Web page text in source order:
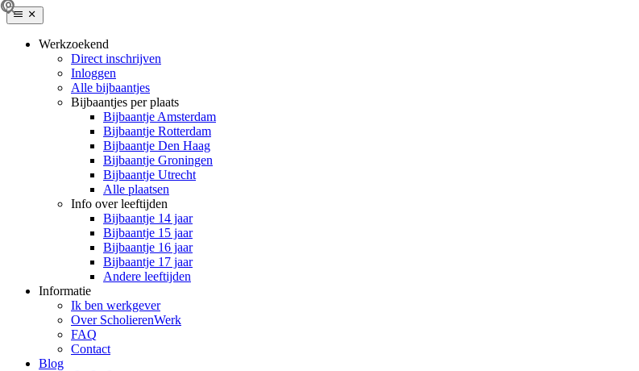
Werkzoekend
Direct inschrijven
Inloggen
Alle bijbaantjes
Bijbaantjes per plaats
Bijbaantje Amsterdam
Bijbaantje Rotterdam
Bijbaantje Den Haag
Bijbaantje Groningen
Bijbaantje Utrecht
Alle plaatsen
Info over leeftijden
Bijbaantje 14 jaar
Bijbaantje 15 jaar
Bijbaantje 16 jaar
Bijbaantje 17 jaar
Andere leeftijden
Informatie
Ik ben werkgever
Over ScholierenWerk
FAQ
Contact
Blog